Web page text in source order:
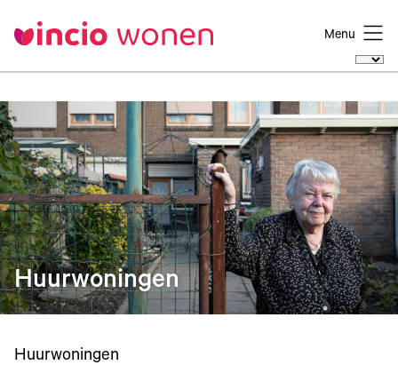
Menu
Huurwoningen
Huurwoningen